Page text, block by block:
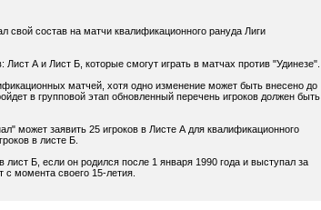
свой состав на матчи квалификационного рануда Лиги
Лист А и Лист Б, которые смогут играть в матчах против "Удинезе".
матчей, хотя одно изменение может быть внесено до
в групповой этап обновленный перечень игроков должен быть
может заявить 25 игроков в Листе А для квалификационного
в листе Б.
лист Б, если он родился после 1 января 1990 года и выступал за
с момента своего 15-летия.